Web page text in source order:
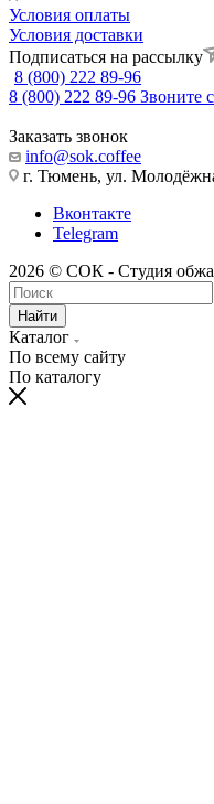
Условия оплаты
Условия доставки
Подписаться на рассылку
8 (800) 222 89-96
8 (800) 222 89-96 Звоните
Заказать звонок
info@sok.coffee
г. Тюмень, ул.
Вконтакте
Telegram
2026 © СОК - Студия
Найти
Каталог
По всему сайту
По каталогу